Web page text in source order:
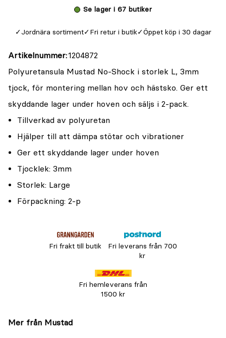
Se lager i 67 butiker
Jordnära sortiment Fri retur i butik Öppet köp i 30 dagar
Artikelnummer 1204872
Polyuretansula Mustad No-Shock i storlek L, 3mm
tjock, för montering mellan hov och hästsko. Ger ett
skyddande lager under hoven och säljs i 2-pack.
Tillverkad av polyuretan
Hjälper till att dämpa stötar och vibrationer
Ger ett skyddande lager under hoven
Tjocklek: 3mm
Storlek: Large
Förpackning: 2-p
Fri frakt till butik
Fri leverans från 700
kr
Fri hemleverans från
1500 kr
Mer från Mustad